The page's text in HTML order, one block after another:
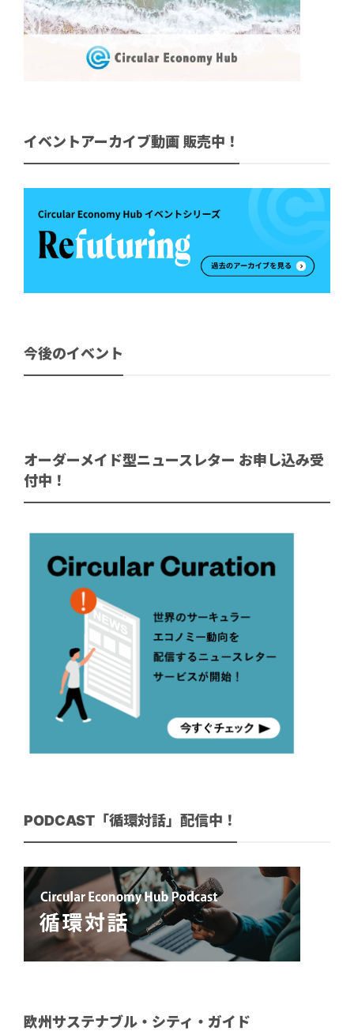
イベントアーカイブ動画 販売中！
今後のイベント
オーダーメイド型ニュースレター お申し込み受
付中！
PODCAST「循環対話」配信中！
欧州サステナブル・シティ・ガイド